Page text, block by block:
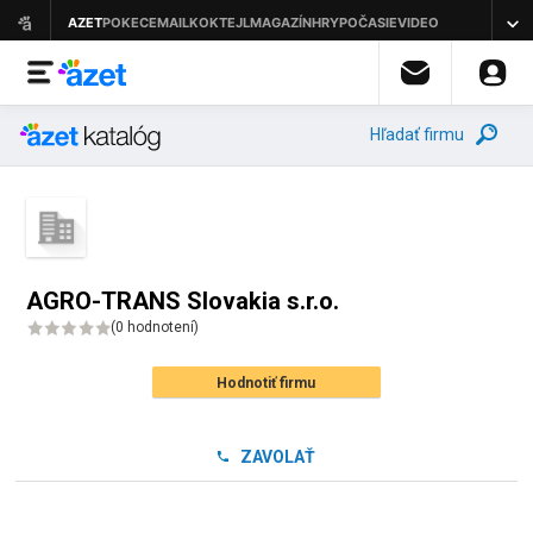
Hľadať firmu
AGRO-TRANS Slovakia s.r.o.
(0 hodnotení)
Hodnotiť firmu
ZAVOLAŤ